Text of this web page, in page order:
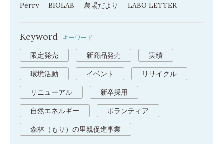
Perry
BIOLAB 農場だより LABO LETTER
Keyword キーワード
限定発売 新商品発売 実績
環境活動 イベント リサイクル
リニューアル 新卒採用
自然エネルギー ボランティア
森林（もり）の里親促進事業